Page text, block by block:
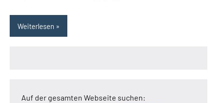
Weiterlesen
Auf der gesamten Webseite suchen: